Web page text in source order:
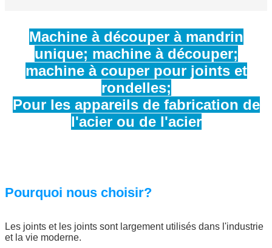
Machine à découper à mandrin
unique; machine à découper;
machine à couper pour joints et
rondelles;
Pour les appareils de fabrication de
l'acier ou de l'acier
Pourquoi nous choisir?
Les joints et les joints sont largement utilisés dans l'industrie
et la vie moderne.